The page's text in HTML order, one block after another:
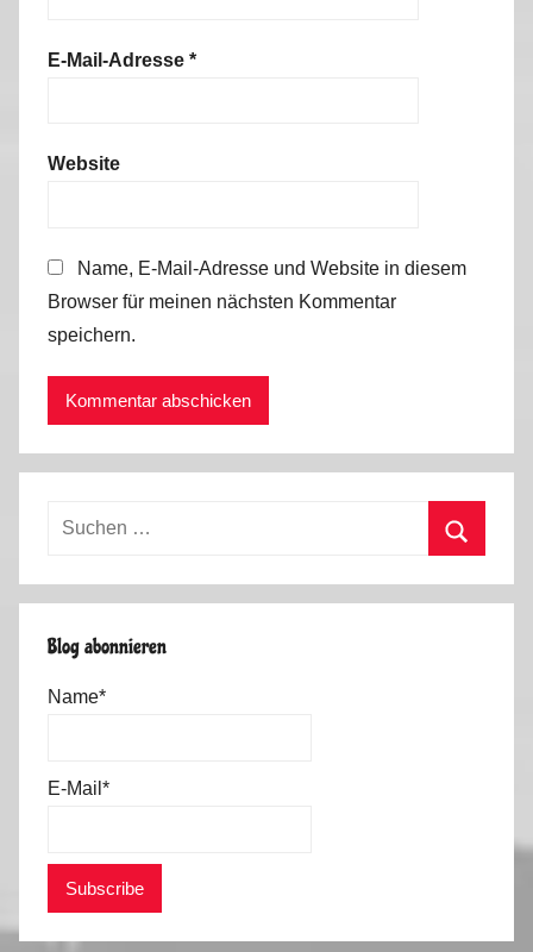
E-Mail-Adresse *
Website
Name, E-Mail-Adresse und Website in diesem
Browser für meinen nächsten Kommentar
speichern.
Suchen
Blog abonnieren
Name*
E-Mail*